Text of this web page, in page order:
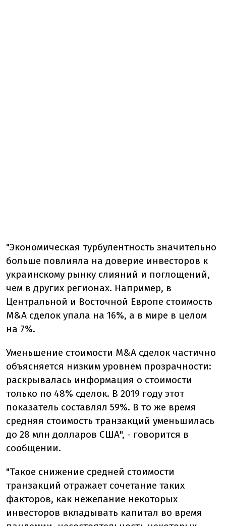
"Экономическая турбулентность значительно
больше повлияла на доверие инвесторов к
украинскому рынку слияний и поглощений,
чем в других регионах. Например, в
Центральной и Восточной Европе стоимость
M&A сделок упала на 16%, а в мире в целом
на 7%.
Уменьшение стоимости M&A сделок частично
объясняется низким уровнем прозрачности:
раскрывалась информация о стоимости
только по 48% сделок. В 2019 году этот
показатель составлял 59%. В то же время
средняя стоимость транзакций уменьшилась
до 28 млн долларов США", - говорится в
сообщении.
"Такое снижение средней стоимости
транзакций отражает сочетание таких
факторов, как нежелание некоторых
инвесторов вкладывать капитал во время